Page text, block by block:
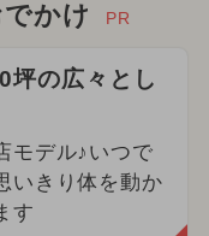
かけ PR
坪の広々とし
モデル♪いつで
いきり体を動か
す